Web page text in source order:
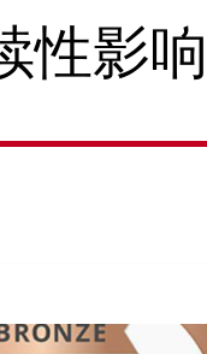
性影